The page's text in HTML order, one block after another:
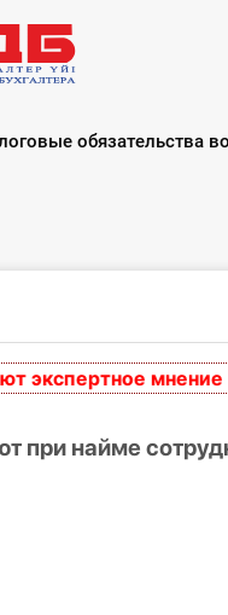
обязательства
мнение и
при найме